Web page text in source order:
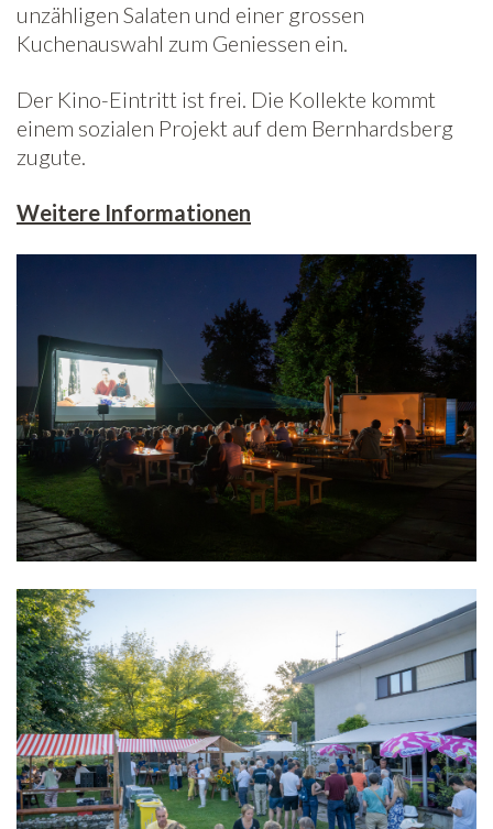
unzähligen Salaten und einer grossen
Kuchenauswahl zum Geniessen ein.
Der Kino-Eintritt ist frei. Die Kollekte kommt
einem sozialen Projekt auf dem Bernhardsberg
zugute.
Weitere Informationen